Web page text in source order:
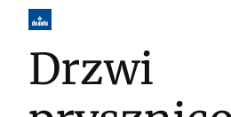
Drzwi